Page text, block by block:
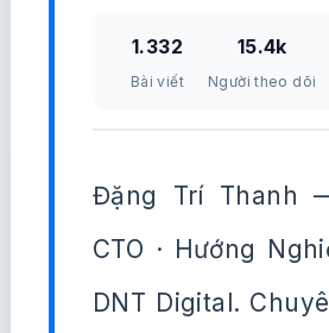
1.332
Bài viết
15.4k
Người theo dõi
Đặng Trí Thanh
CTO · Hướng
DNT Digital.